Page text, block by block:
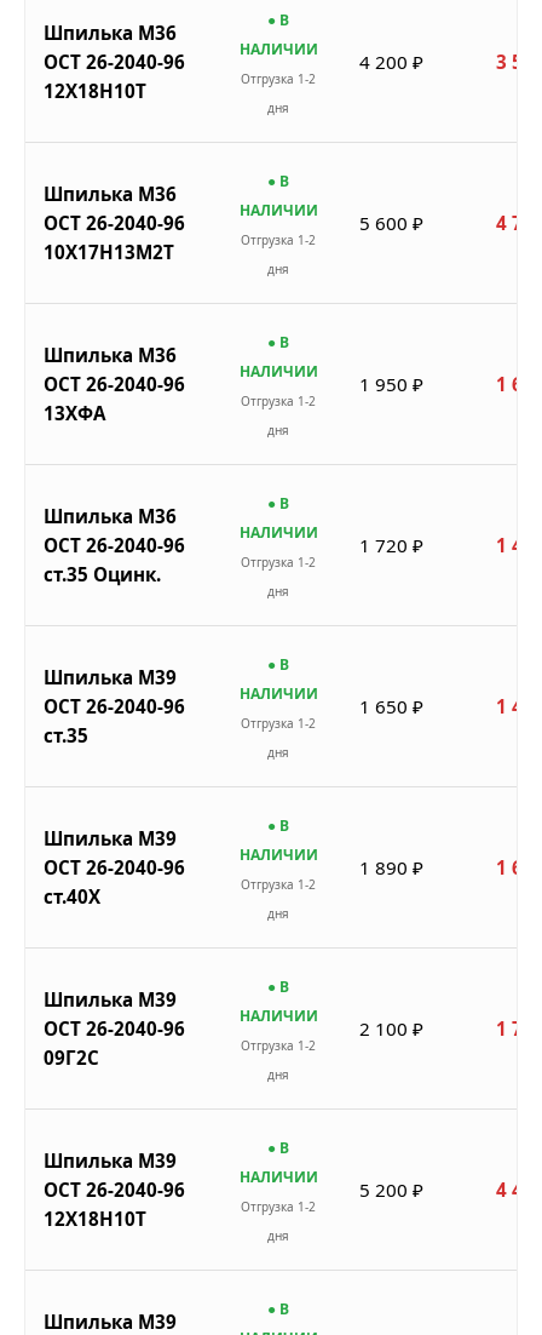
Шпилька М36
ОСТ 26-2040-96
12Х18Н10Т
● В
НАЛИЧИИ
Отгрузка 1-2
дня
4 200 ₽ 3
Шпилька М36
ОСТ 26-2040-96
10Х17Н13М2Т
● В
НАЛИЧИИ
Отгрузка 1-2
дня
5 600 ₽ 4
Шпилька М36
ОСТ 26-2040-96
13ХФА
● В
НАЛИЧИИ
Отгрузка 1-2
дня
1 950 ₽ 1
Шпилька М36
ОСТ 26-2040-96
ст.35 Оцинк.
● В
НАЛИЧИИ
Отгрузка 1-2
дня
1 720 ₽ 1
Шпилька М39
ОСТ 26-2040-96
ст.35
● В
НАЛИЧИИ
Отгрузка 1-2
дня
1 650 ₽ 1
Шпилька М39
ОСТ 26-2040-96
ст.40Х
● В
НАЛИЧИИ
Отгрузка 1-2
дня
1 890 ₽ 1
Шпилька М39
ОСТ 26-2040-96
09Г2С
● В
НАЛИЧИИ
Отгрузка 1-2
дня
2 100 ₽ 1
Шпилька М39
ОСТ 26-2040-96
12Х18Н10Т
● В
НАЛИЧИИ
Отгрузка 1-2
дня
5 200 ₽ 4
Шпилька М39
● В